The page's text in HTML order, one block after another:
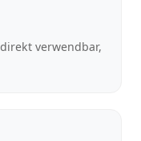
verwendbar,